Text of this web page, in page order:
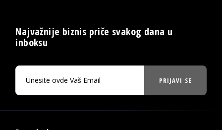
Najvažnije biznis priče svakog dana u
inboksu
PRIJAVI SE